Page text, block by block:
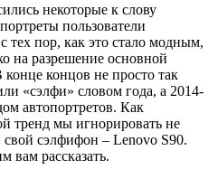
некоторые к слову
пользователи
тех пор, как это стало модным,
на разрешение основной
концов не просто так
«сэлфи» словом года, а 2014-
автопортретов. Как
тренд мы игнорировать не
сэлфифон – Lenovo S90.
вам рассказать.